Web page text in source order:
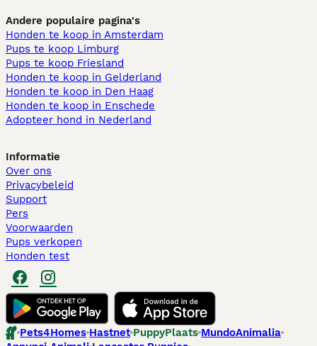
Andere populaire pagina's
Honden te koop in Amsterdam
Pups te koop Limburg​
Pups te koop Friesland​
Honden te koop in Gelderland
Honden te koop in Den Haag
Honden te koop in Enschede
Adopteer hond in Nederland
Informatie
Over ons
Privacybeleid
Support
Pers
Voorwaarden
Pups verkopen
Honden test
Pets4Homes Hastnet PuppyPlaats MundoAnimalia